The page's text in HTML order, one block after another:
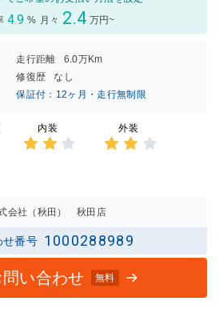
4.9 % 月々 2.4 万円~
走行距離
6.0万Km
修復歴
なし
保証付：12ヶ月・走行無制限
内装 外装
会社（秋田） 秋田店
せ番号 1000288989
問い合わせ 無料